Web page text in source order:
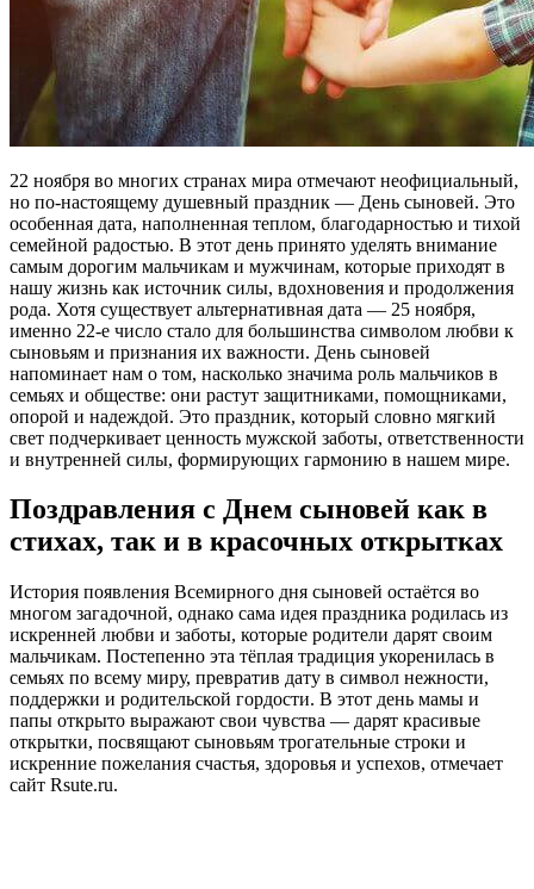
22 ноября во многих странах мира отмечают неофициальный,
но по-настоящему душевный праздник — День сыновей. Это
особенная дата, наполненная теплом, благодарностью и тихой
семейной радостью. В этот день принято уделять внимание
самым дорогим мальчикам и мужчинам, которые приходят в
нашу жизнь как источник силы, вдохновения и продолжения
рода. Хотя существует альтернативная дата — 25 ноября,
именно 22-е число стало для большинства символом любви к
сыновьям и признания их важности. День сыновей
напоминает нам о том, насколько значима роль мальчиков в
семьях и обществе: они растут защитниками, помощниками,
опорой и надеждой. Это праздник, который словно мягкий
свет подчеркивает ценность мужской заботы, ответственности
и внутренней силы, формирующих гармонию в нашем мире.
Поздравления с Днем сыновей как в
стихах, так и в красочных открытках
История появления Всемирного дня сыновей остаётся во
многом загадочной, однако сама идея праздника родилась из
искренней любви и заботы, которые родители дарят своим
мальчикам. Постепенно эта тёплая традиция укоренилась в
семьях по всему миру, превратив дату в символ нежности,
поддержки и родительской гордости. В этот день мамы и
папы открыто выражают свои чувства — дарят красивые
открытки, посвящают сыновьям трогательные строки и
искренние пожелания счастья, здоровья и успехов, отмечает
сайт Rsute.ru.